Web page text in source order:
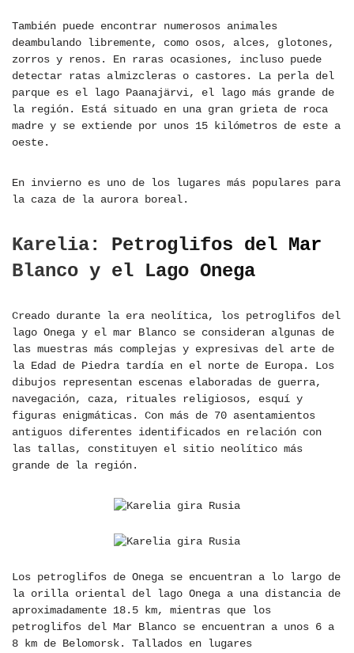
También puede encontrar numerosos animales
deambulando libremente, como osos, alces, glotones,
zorros y renos. En raras ocasiones, incluso puede
detectar ratas almizcleras o castores. La perla del
parque es el lago Paanajärvi, el lago más grande de
la región. Está situado en una gran grieta de roca
madre y se extiende por unos 15 kilómetros de este a
oeste.
En invierno es uno de los lugares más populares para
la caza de la aurora boreal.
Karelia: Petroglifos del Mar
Blanco y el Lago Onega
Creado durante la era neolítica, los petroglifos del
lago Onega y el mar Blanco se consideran algunas de
las muestras más complejas y expresivas del arte de
la Edad de Piedra tardía en el norte de Europa. Los
dibujos representan escenas elaboradas de guerra,
navegación, caza, rituales religiosos, esquí y
figuras enigmáticas. Con más de 70 asentamientos
antiguos diferentes identificados en relación con
las tallas, constituyen el sitio neolítico más
grande de la región.
Los petroglifos de Onega se encuentran a lo largo de
la orilla oriental del lago Onega a una distancia de
aproximadamente 18.5 km, mientras que los
petroglifos del Mar Blanco se encuentran a unos 6 a
8 km de Belomorsk. Tallados en lugares